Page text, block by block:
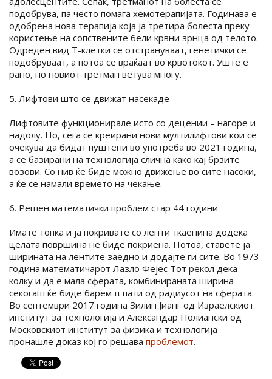
подобрува, па често помага хемотерапијата. Годинава е
одобрена нова терапија која ја третира болеста преку
користење на сопствените бели крвни зрнца од телото.
Одреден вид Т-клетки се отстрануваат, генетички се
подобруваат, а потоа се враќаат во крвотокот. Уште е
рано, но новиот третман ветува многу.
5. Лифтови што се движат насекаде
Лифтовите функционирале исто со децении – нагоре и
надолу. Но, сега се креирани нови мултилифтови кои се
очекува да бидат пуштени во употреба во 2021 година,
а се базирани на технологија слична како кај брзите
возови. Со нив ќе биде можно движење во сите насоки,
а ќе се намали времето на чекање.
6. Решен математички проблем стар 44 години
Имате топка и ја покривате со ленти ткаенина додека
целата површина не биде покриена. Потоа, ставете ја
ширината на лентите заедно и додајте ги сите. Во 1973
година математичарот Лазло Фејес Тот рекол дека
колку и да е мала сферата, комбинираната ширина
секогаш ќе биде барем π пати од радиусот на сферата.
Во септември 2017 година Зилин Јианг од Израелскиот
институт за технологија и Александар Полиански од
Московскиот институт за физика и технологија
пронашле доказ кој го решава проблемот.